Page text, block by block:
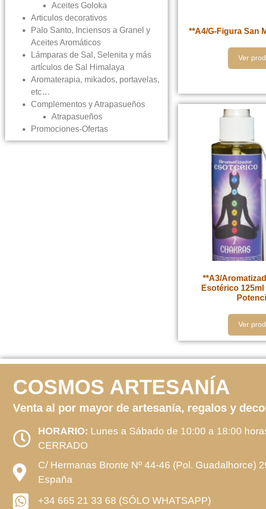
Aceites Goloka
Articulos decorativos
Palo Santo, Inciensos a Granel y
Aceites Aromáticos
Lámparas de Sal, Selenita y más
artículos de Sal Himalaya
Aromaterapia, mikados, portavelas,
etc…
Complementos y Atrapasueños
Atrapasueños
Promociones-Ofertas
**A4/G-Figura San
Ver
**A3/
Esotérico
Ver
COSMOS ARTESANÍA
Venta al por mayor de artesanía, regalos y
HORARIO: Lunes a Sábado de 10:00 a 18:00
CERRADO
C/ Hermanas Bronte Nº 44-46 (Pol. Guadalhorce)
España
+34 665 21 33 68 (SÓLO WHATSAPP)